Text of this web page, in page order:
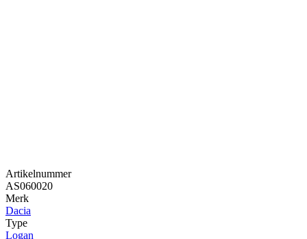
Artikelnummer
AS060020
Merk
Dacia
Type
Logan